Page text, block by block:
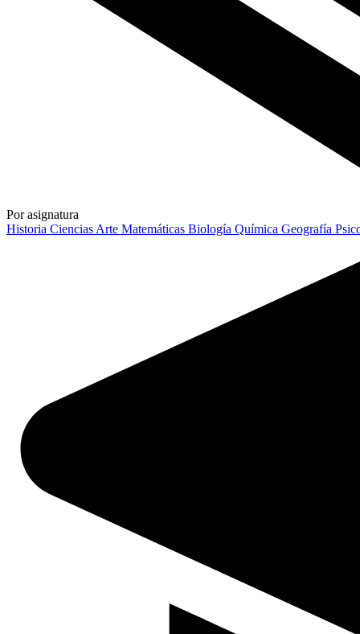
Por asignatura
Historia Ciencias Arte Matemáticas Biología Química Geografía